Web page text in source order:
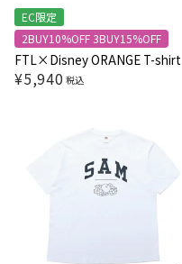
EC限定
2BUY10%OFF 3BUY15%OFF
FTL×Disney ORANGE T-shirt
¥5,940 税込